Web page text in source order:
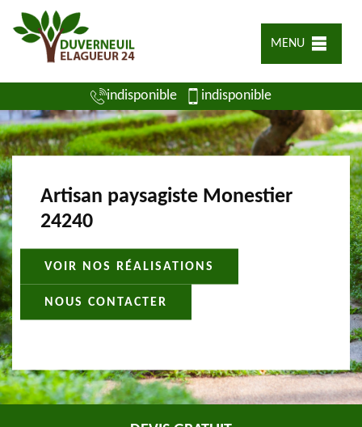
MENU
indisponible indisponible
Artisan paysagiste Monestier
24240
VOIR NOS RÉALISATIONS
NOUS CONTACTER